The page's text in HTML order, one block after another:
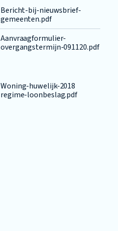
Bericht-bij-nieuwsbrief-
gemeenten.pdf
Aanvraagformulier-
overgangstermijn-091120.pdf
Woning-huwelijk-2018
regime-loonbeslag.pdf